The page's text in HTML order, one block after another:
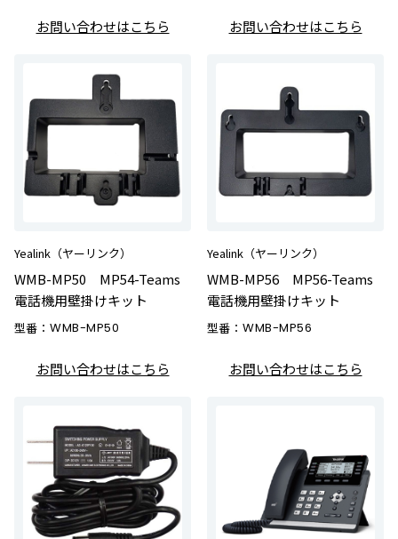
お問い合わせはこちら お問い合わせはこちら
Yealink（ヤーリンク）
WMB-MP50 MP54-Teams
電話機用壁掛けキット
型番： WMB-MP50
お問い合わせはこちら
Yealink（ヤーリンク）
WMB-MP56 MP56-Teams
電話機用壁掛けキット
型番： WMB-MP56
お問い合わせはこちら